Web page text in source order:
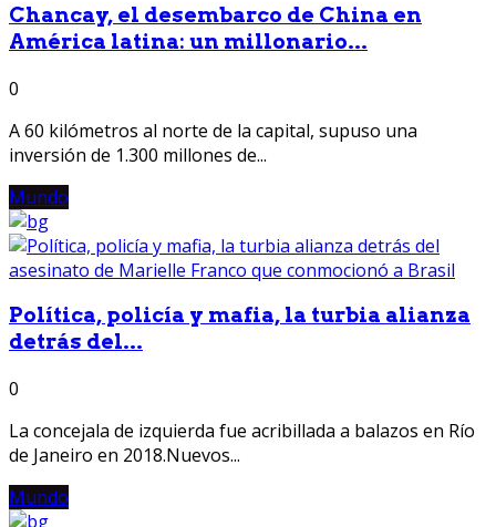
Chancay, el desembarco de China en
América latina: un millonario...
0
A 60 kilómetros al norte de la capital, supuso una
inversión de 1.300 millones de...
Mundo
Política, policía y mafia, la turbia alianza
detrás del...
0
La concejala de izquierda fue acribillada a balazos en Río
de Janeiro en 2018.Nuevos...
Mundo